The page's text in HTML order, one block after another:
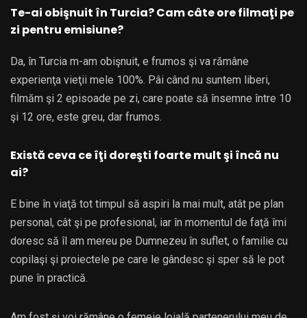
Te-ai obişnuit în Turcia? Cam câte ore filmaţi pe
zi pentru emisiune?
Da, în Turcia m-am obişnuit, e frumos şi va rămâne
experienţa vieţii mele 100%. Pâi când nu suntem liberi,
filmăm şi 2 episoade pe zi, care poate să însemne între 10
şi 12 ore, este greu, dar frumos.
Există ceva ce îţi doreşti foarte mult şi încă nu
ai?
E bine în viaţă tot timpul să aspiri la mai mult, atât pe plan
personal, cât şi pe profesional, iar în momentul de faţă îmi
doresc să îl am mereu pe Dumnezeu în suflet, o familie cu
copilaşi şi proiectele pe care le gândesc şi sper să le pot
pune în practică.